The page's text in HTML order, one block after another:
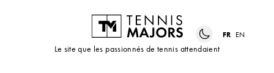
Le site que les passionnés de tennis attendaient
FR EN